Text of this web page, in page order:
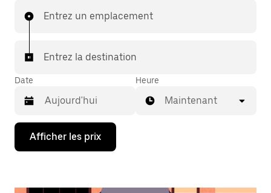
Entrez un emplacement
Entrez la destination
Date
Appuyez
la
Heure
Maintenant
Afficher les prix